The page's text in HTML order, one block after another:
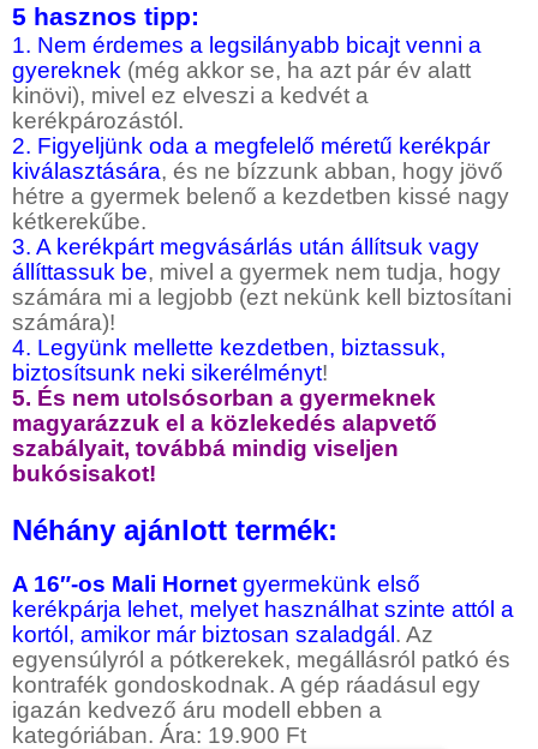
5 hasznos tipp:
1. Nem érdemes a legsilányabb bicajt venni a
gyereknek (még akkor se, ha azt pár év alatt
kinövi), mivel ez elveszi a kedvét a
kerékpározástól.
2. Figyeljünk oda a megfelelő méretű kerékpár
kiválasztására, és ne bízzunk abban, hogy jövő
hétre a gyermek belenő a kezdetben kissé nagy
kétkerekűbe.
3. A kerékpárt megvásárlás után állítsuk vagy
állíttassuk be, mivel a gyermek nem tudja, hogy
számára mi a legjobb (ezt nekünk kell biztosítani
számára)!
4. Legyünk mellette kezdetben, biztassuk,
biztosítsunk neki sikerélményt!
5. És nem utolsósorban a gyermeknek
magyarázzuk el a közlekedés alapvető
szabályait, továbbá mindig viseljen
bukósisakot!
Néhány ajánlott termék:
A 16″-os Mali Hornet gyermekünk első
kerékpárja lehet, melyet használhat szinte attól a
kortól, amikor már biztosan szaladgál. Az
egyensúlyról a pótkerekek, megállásról patkó és
kontrafék gondoskodnak. A gép ráadásul egy
igazán kedvező áru modell ebben a
kategóriában. Ára: 19.900 Ft